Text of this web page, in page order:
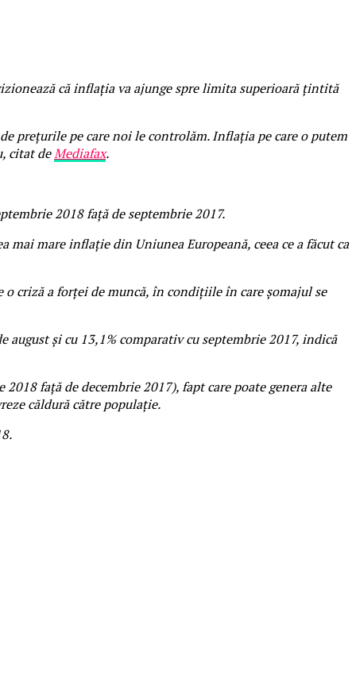
că inflaţia va ajunge spre limita superioară ţintită
preţurile pe care noi le controlăm. Inflaţia pe care o putem
citat deMediafax.
2018 față de septembrie 2017.
mare inflație din Uniunea Europeană, ceea ce a făcut ca
criză a forței de muncă, în condițiile în care șomajul se
și cu 13,1% comparativ cu septembrie 2017, indică
față de decembrie 2017), fapt care poate genera alte
căldură către populație.